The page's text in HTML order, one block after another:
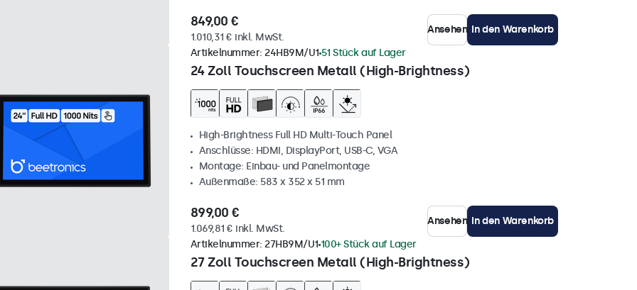
849,00 €
1.010,31 € inkl. MwSt.
Ansehen In den Warenkorb
24 Zoll Touchscreen Metall (High-Brightness)
Artikelnummer: 24HB9M/U1 51 Stück auf Lager
High-Brightness Full HD Multi-Touch Panel
Anschlüsse: HDMI, DisplayPort, USB-C, VGA
Montage: Einbau- und Panelmontage
Außenmaße: 583 x 352 x 51 mm
899,00 €
1.069,81 € inkl. MwSt.
Ansehen In den Warenkorb
27 Zoll Touchscreen Metall (High-Brightness)
Artikelnummer: 27HB9M/U1 100+ Stück auf Lager